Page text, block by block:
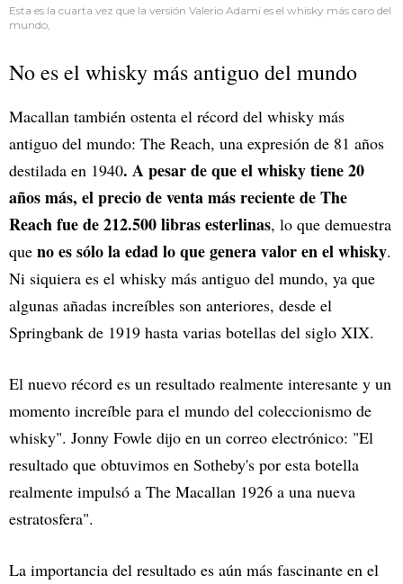
Esta es la cuarta vez que la versión Valerio Adami es el whisky más caro del
mundo,
No es el whisky más antiguo del mundo
Macallan también ostenta el récord del whisky más
antiguo del mundo: The Reach, una expresión de 81 años
destilada en 1940. A pesar de que el whisky tiene 20
años más, el precio de venta más reciente de The
Reach fue de 212.500 libras esterlinas, lo que demuestra
que no es sólo la edad lo que genera valor en el whisky.
Ni siquiera es el whisky más antiguo del mundo, ya que
algunas añadas increíbles son anteriores, desde el
Springbank de 1919 hasta varias botellas del siglo XIX.
El nuevo récord es un resultado realmente interesante y un
momento increíble para el mundo del coleccionismo de
whisky". Jonny Fowle dijo en un correo electrónico: "El
resultado que obtuvimos en Sotheby's por esta botella
realmente impulsó a The Macallan 1926 a una nueva
estratosfera".
La importancia del resultado es aún más fascinante en el